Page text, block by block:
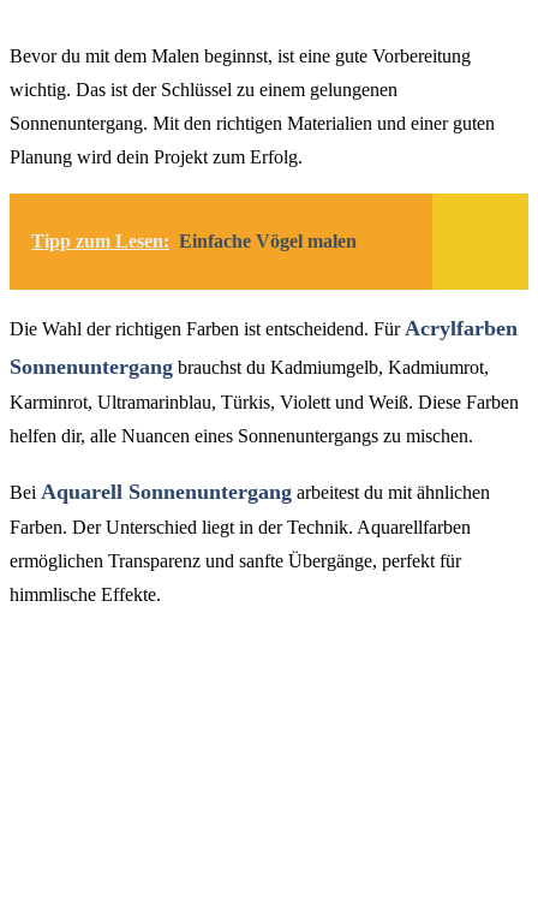
Bevor du mit dem Malen beginnst, ist eine gute Vorbereitung
wichtig. Das ist der Schlüssel zu einem gelungenen
Sonnenuntergang. Mit den richtigen Materialien und einer guten
Planung wird dein Projekt zum Erfolg.
Tipp zum Lesen: Einfache Vögel malen
Die Wahl der richtigen Farben ist entscheidend. Für Acrylfarben
Sonnenuntergang brauchst du Kadmiumgelb, Kadmiumrot,
Karminrot, Ultramarinblau, Türkis, Violett und Weiß. Diese Farben
helfen dir, alle Nuancen eines Sonnenuntergangs zu mischen.
Bei Aquarell Sonnenuntergang arbeitest du mit ähnlichen
Farben. Der Unterschied liegt in der Technik. Aquarellfarben
ermöglichen Transparenz und sanfte Übergänge, perfekt für
himmlische Effekte.